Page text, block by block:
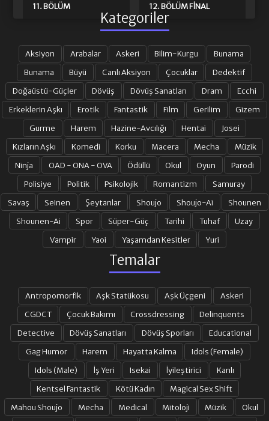
11. BÖLÜM 12. BÖLÜM FINAL
OVA 1
Kategoriler
Aksiyon Arabalar Askeri Bilim-Kurgu
Bunama
Bunama
Büyü Canlı Aksiyon Çocuklar
Dedektif
Doğaüstü-Güçler
Dövüş Dövüş Sanatları Dram
Ecchi
Erkeklerin Aşkı
Erotik Fantastik Film Gerilim
Gizem
Gurme
Harem Hazine-Avcılığı Hentai
Josei
Kızların Aşkı
Komedi Korku Macera Mecha
Müzik
Ninja
OAD - ONA - OVA Ödüllü Okul Oyun
Parodi
Polisiye
Politik Psikolojik Romantizm
Samuray
Savaş
Seinen Şeytanlar Shoujo Shoujo-Ai
Shounen
Shounen-Ai
Spor Süper-Güç Tarihi Tuhaf
Uzay
Vampir
Yaoi Yaşamdan Kesitler Yuri
Temalar
Antropomorfik Aşk Statükosu Aşk Üçgeni
Askeri
CGDCT
Çocuk Bakımı Crossdressing
Delinquents
Detective
Dövüş Sanatları Dövüş Sporları
Educational
Gag Humor
Harem Hayatta Kalma
Idols (Female)
Idols (Male)
İş Yeri Isekai İyileştirici
Kanlı
Kentsel Fantastik
Kötü Kadın
Magical Sex Shift
Mahou Shoujo
Mecha Medical Mitoloji Müzik
Okul